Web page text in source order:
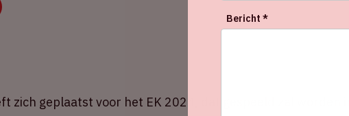
zich geplaatst voor het EK 2024, dat gespeeld zal worden in
Bericht *